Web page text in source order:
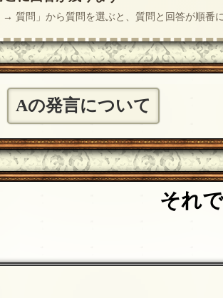
質問」から質問を選ぶと、質問と回答が順番
Aの発言について
それ